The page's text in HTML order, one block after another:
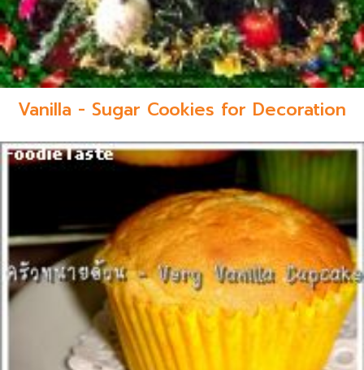
Vanilla - Sugar Cookies for Decoration